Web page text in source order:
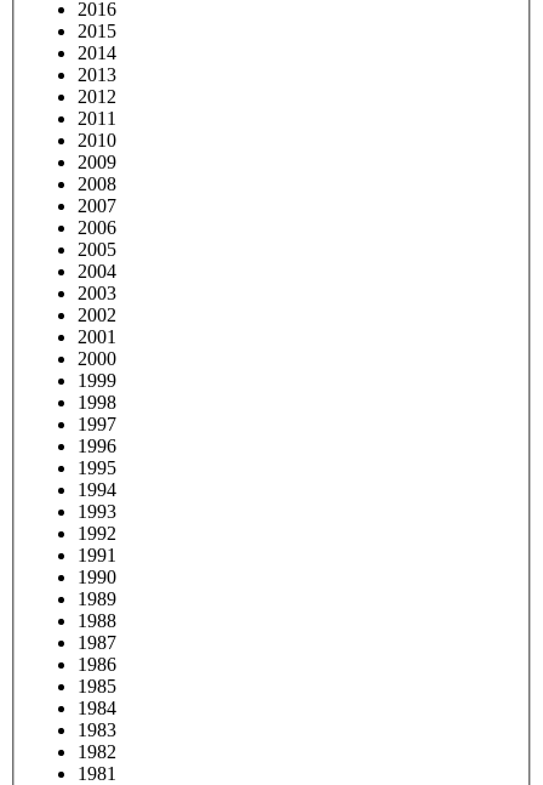
2016
2015
2014
2013
2012
2011
2010
2009
2008
2007
2006
2005
2004
2003
2002
2001
2000
1999
1998
1997
1996
1995
1994
1993
1992
1991
1990
1989
1988
1987
1986
1985
1984
1983
1982
1981